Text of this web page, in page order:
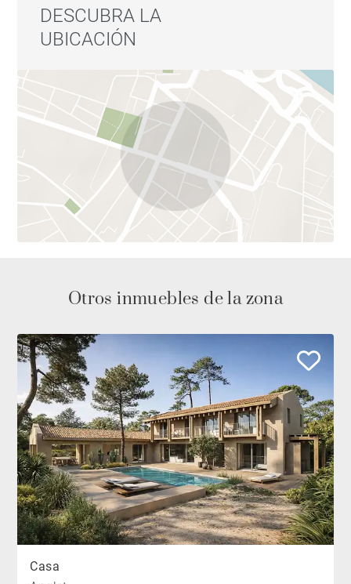
DESCUBRA LA
UBICACIÓN
Otros inmuebles de la zona
Casa